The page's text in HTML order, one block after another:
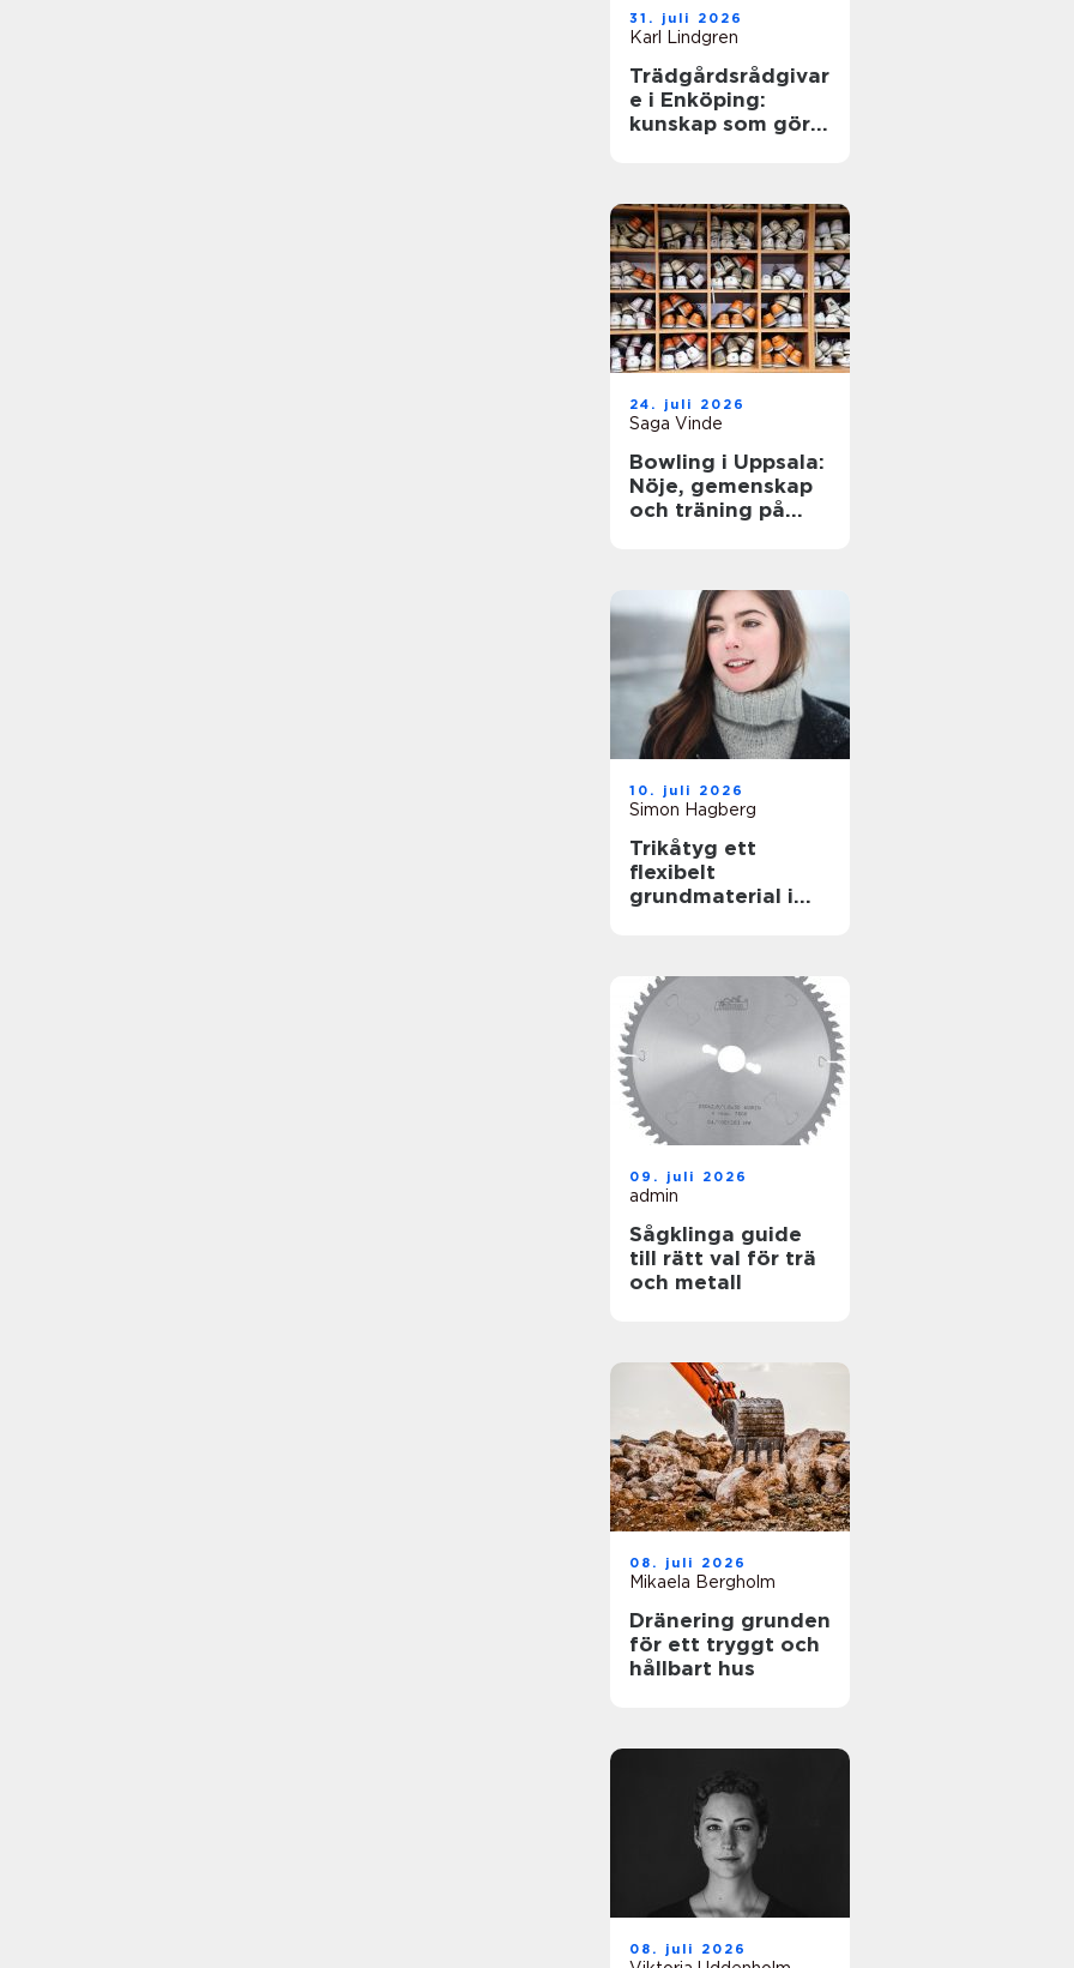
31. juli 2026
Karl Lindgren
Trädgårdsrådgivar
e i Enköping:
kunskap som gör
24. juli 2026
Saga Vinde
Bowling i Uppsala:
Nöje, gemenskap
och träning på
10. juli 2026
Simon Hagberg
Trikåtyg ett
flexibelt
grundmaterial i
09. juli 2026
admin
Sågklinga guide
till rätt val för trä
och metall
08. juli 2026
Mikaela Bergholm
Dränering grunden
för ett tryggt och
hållbart hus
08. juli 2026